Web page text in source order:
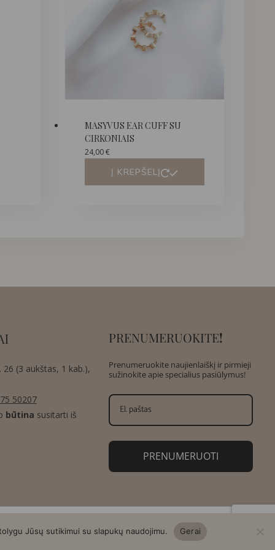
MASYVUS EAR CUFF SU
CIRKONIAIS
24,00€
Į KREPŠELĮ
26 (3 aukštas, 1 kab.),
50207
būtina susitarti iš
PRENUMERUOKITE!
Prenumeruokite naujienlaiškį ir pirmieji
sužinokite apie specialius pasiūlymus!
PRENUMERUOTI
Jūsų sutikimui su slapukų naudojimu. Gerai